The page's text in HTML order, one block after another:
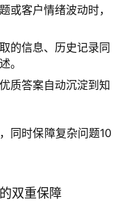
或客户情绪波动时，
的信息、历史记录同
。
质答案自动沉淀到知
，同时保障复杂问题10
双重保障